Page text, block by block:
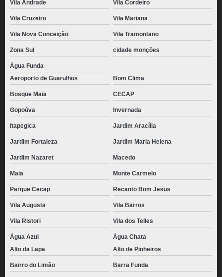
Vila Andrade Vila Cordeiro
Vila Cruzeiro Vila Mariana
Vila Nova Conceição Vila Tramontano
Zona Sul cidade monções
Água Funda
Aeroporto de Guarulhos
Bom Clima
Bosque Maia CECAP
Gopoúva Invernada
Itapegica Jardim Aracília
Jardim Fortaleza Jardim Maria Helena
Jardim Nazaret Macedo
Maia Monte Carmelo
Parque Cecap Recanto Bom Jesus
Vila Augusta Vila Barros
Vila Ristori Vila dos Telles
Água Azul
Água Chata
Alto da Lapa
Alto de Pinheiros
Bairro do Limão Barra Funda